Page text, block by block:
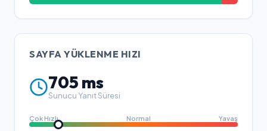
SAYFA YÜKLENME HIZI
705 ms
Sunucu Yanıt Süresi
Çok Hızlı Normal Yavaş